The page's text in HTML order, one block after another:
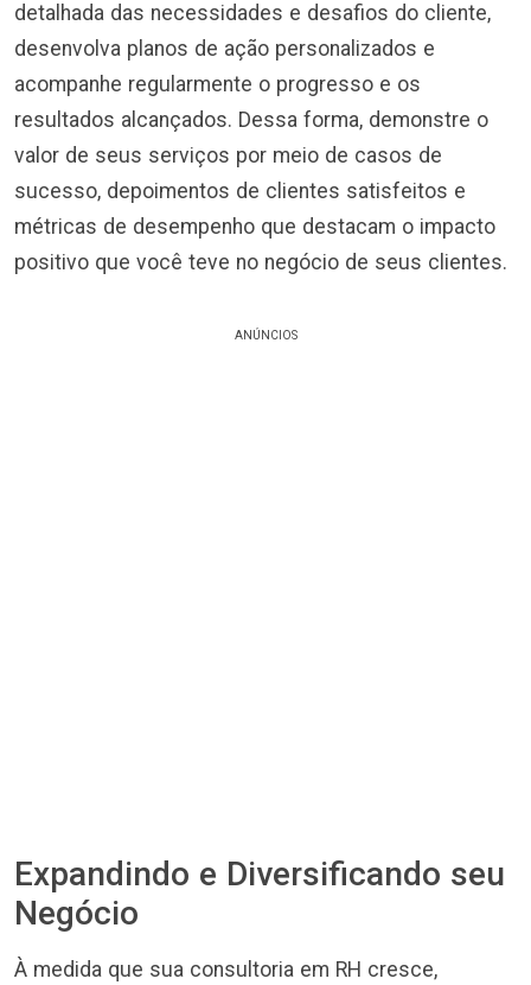
detalhada das necessidades e desafios do cliente,
desenvolva planos de ação personalizados e
acompanhe regularmente o progresso e os
resultados alcançados. Dessa forma, demonstre o
valor de seus serviços por meio de casos de
sucesso, depoimentos de clientes satisfeitos e
métricas de desempenho que destacam o impacto
positivo que você teve no negócio de seus clientes.
ANÚNCIOS
Expandindo e Diversificando seu
Negócio
À medida que sua consultoria em RH cresce,